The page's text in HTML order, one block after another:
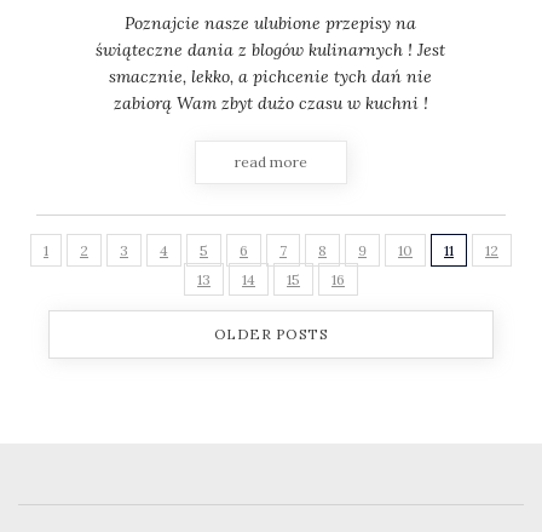
Poznajcie nasze ulubione przepisy na
świąteczne dania z blogów kulinarnych ! Jest
smacznie, lekko, a pichcenie tych dań nie
zabiorą Wam zbyt dużo czasu w kuchni !
read more
1 2 3 4 5 6 7 8 9 10 11
12
13
14 15 16
OLDER POSTS